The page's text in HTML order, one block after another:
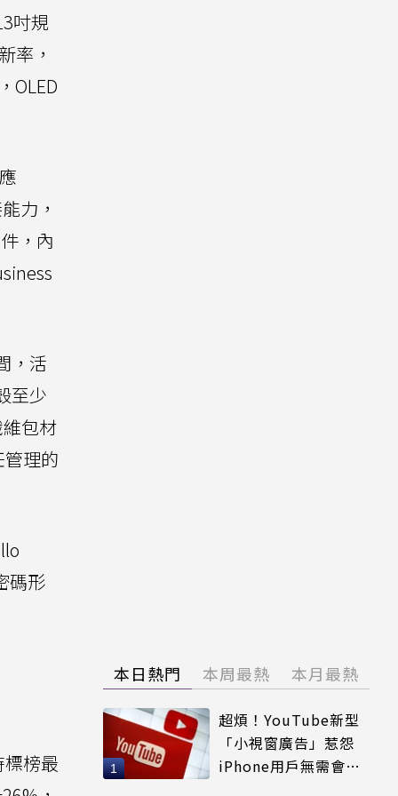
吋規
率，
OLED
力，
，內
，活
至少
包材
理的
碼形
榜最
本日熱門 本周最熱 本月最熱
超煩！YouTube新型
「小視窗廣告」惹怨
iPhone用戶無需會員